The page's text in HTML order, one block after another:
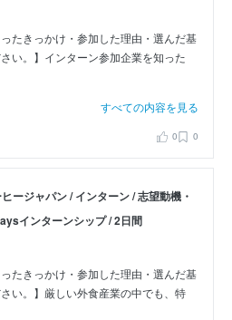
たきっかけ・参加した理由・選んだ基
い。】インターン参加企業を知った
すべての内容を見る
0 0
ージャパン / インターン / 志望動機・
インターンシップ / 2日間
たきっかけ・参加した理由・選んだ基
い。】厳しい外食産業の中でも、特